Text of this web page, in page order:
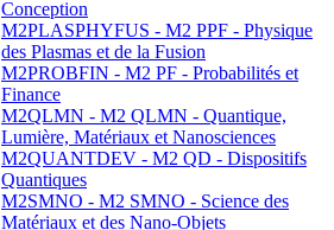
Conception
M2PLASPHYFUS - M2 PPF - Physique
des Plasmas et de la Fusion
M2PROBFIN - M2 PF - Probabilités et
Finance
M2QLMN - M2 QLMN - Quantique,
Lumière, Matériaux et Nanosciences
M2QUANTDEV - M2 QD - Dispositifs
Quantiques
M2SMNO - M2 SMNO - Science des
Matériaux et des Nano-Objets